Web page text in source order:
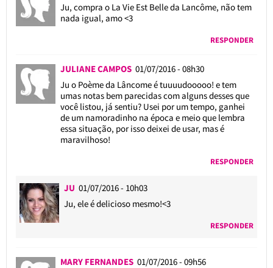
Ju, compra o La Vie Est Belle da Lancôme, não tem
nada igual, amo <3
RESPONDER
JULIANE CAMPOS 01/07/2016 - 08h30
Ju o Poème da Lâncome é tuuuudooooo! e tem
umas notas bem parecidas com alguns desses que
você listou, já sentiu? Usei por um tempo, ganhei
de um namoradinho na época e meio que lembra
essa situação, por isso deixei de usar, mas é
maravilhoso!
RESPONDER
JU 01/07/2016 - 10h03
Ju, ele é delicioso mesmo!<3
RESPONDER
MARY FERNANDES 01/07/2016 - 09h56